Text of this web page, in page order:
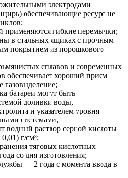
электродами
обеспечивающие ресурс не
применяются гибкие перемычки;
в стальных ящиках с прочным
покрытием из порошкового
сплавов и современных
обеспечивает хороший прием
газовыделение;
батареи могут быть
доливки воды,
и указателем уровня
системами;
водный раствор серной кислоты
г/см³;
тяговых кислотных
со дня изготовления;
— 2 года с момента ввода в